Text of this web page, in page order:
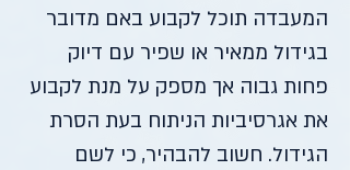
המעבדה תוכל לקבוע באם מדובר
בגידול ממאיר או שפיר עם דיוק
פחות גבוה אך מספק על מנת לקבוע
את אגרסיביות הניתוח בעת הסרת
הגידול. חשוב להבהיר, כי לשם